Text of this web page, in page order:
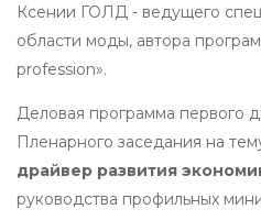
Ксении ГОЛД - ведущего
области моды, автора
profession».
Деловая программа первого
Пленарного заседания на
драйвер развития
руководства профильных